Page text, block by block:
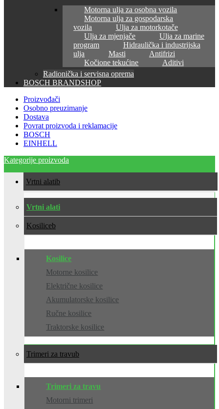
Motorna ulja za osobna vozila
Motorna ulja za gospodarska
vozila
Ulja za motorkotače
Ulja za mjenjače
Ulja za marine
program
Hidraulička i industrijska
ulja
Masti
Antifrizi
Kočione tekućine
Aditivi
Radionička i servisna oprema
BOSCH BRANDSHOP
Proizvođači
Osobno preuzimanje
Dostava
Povrat proizvoda i reklamacije
BOSCH
EINHELL
Kategorije proizvoda
Vrtni alati
Vrtni alati
Kosilice
Kosilice
Motorne kosilice
Električne kosilice
Akumulatorske kosilice
Ručne kosilice
Traktorske kosilice
Trimeri za travu
Trimeri za travu
Motorni trimeri